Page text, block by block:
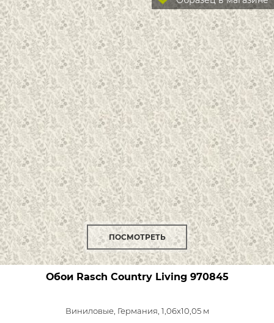
ПОСМОТРЕТЬ
Обои Rasch Country Living 970845
Виниловые, Германия, 1,06x10,05 м